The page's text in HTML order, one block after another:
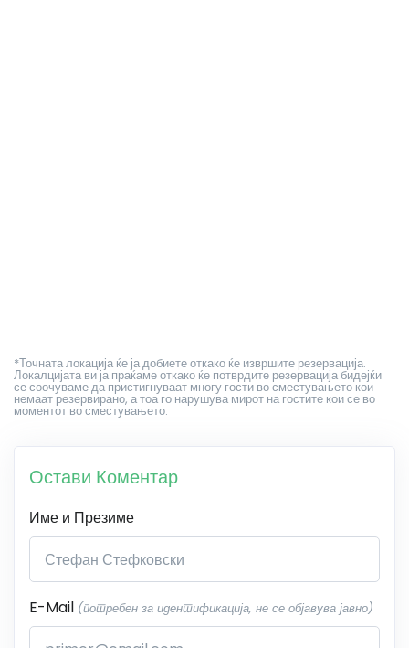
*Точната локација ќе ја добиете откако ќе извршите резервација.
Локалцијата ви ја праќаме откако ќе потврдите резервација бидејќи
се соочуваме да пристигнуваат многу гости во сместувањето кои
немаат резервирано, а тоа го нарушува мирот на гостите кои се во
моментот во сместувањето.
Остави Коментар
Име и Презиме
E-Mail (потребен за идентификација, не се објавува јавно)